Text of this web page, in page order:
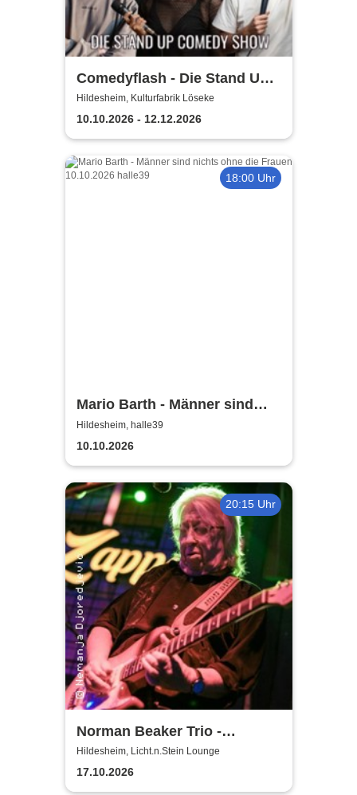
Comedyflash - Die Stand Up
Comedy Show in Hildesheim
Hildesheim, Kulturfabrik Löseke
10.10.2026 - 12.12.2026
18:00 Uhr
Mario Barth - Männer sind
nichts ohne die Frauen
Hildesheim, halle39
10.10.2026
20:15 Uhr
Norman Beaker Trio -
Licht.n.Stein Lounge
Hildesheim, Licht.n.Stein Lounge
17.10.2026